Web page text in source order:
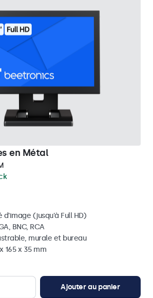
en Métal
(jusqu'à Full HD)
BNC, RCA
murale et bureau
165 x 35 mm
Ajouter au panier